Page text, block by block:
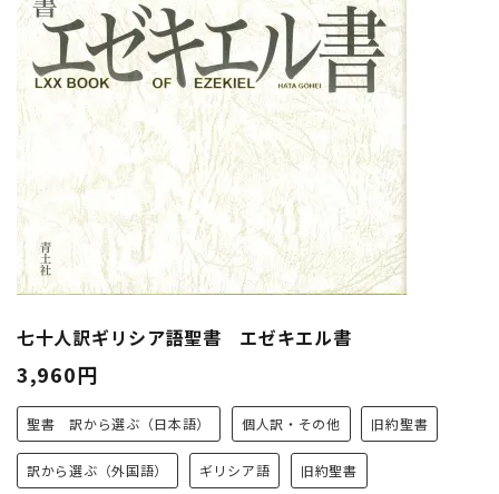
七十人訳ギリシア語聖書 エゼキエル書
3,960円
聖書 訳から選ぶ（日本語） 個人訳・その他 旧約聖書
訳から選ぶ（外国語） ギリシア語 旧約聖書